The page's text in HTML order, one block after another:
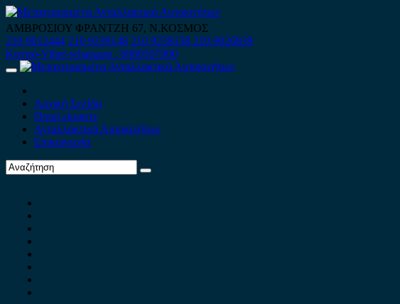
Skip
to
content
ΑΜΒΡΟΣΙΟΥ ΦΡΑΝΤΖΗ 67, Ν.ΚΟΣΜΟΣ
210 9012444 210 9239148 210 9238158 210 9026839
Κινητό-Viber-whatsapp : 6980507900
Primary
Αρχική Σελίδα
Ποιοί είμαστε
Ανταλλακτικά Αυτοκινήτων
Επικοινωνία